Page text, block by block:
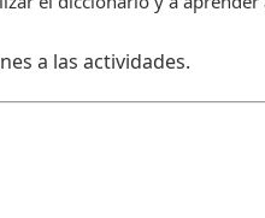
a las actividades.